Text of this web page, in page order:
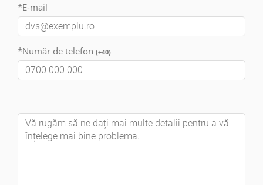
*E-mail
*Număr de telefon (+40)